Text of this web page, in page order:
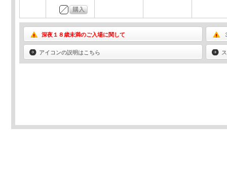
深夜１８歳未満のご入場に関して
アイコンの説明はこちら